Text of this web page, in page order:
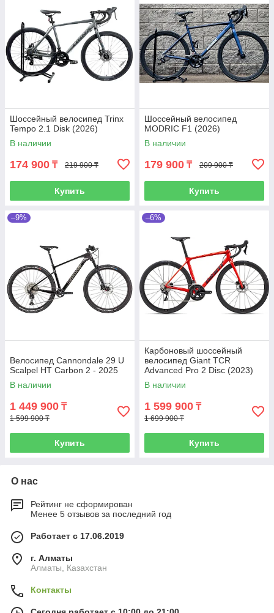
Шоссейный велосипед Trinx
Tempo 2.1 Disk (2026)
В наличии
174 900 ₸ 219 900 ₸
Купить
Шоссейный велосипед
MODRIC F1 (2026)
В наличии
179 900 ₸ 209 900 ₸
Купить
–9%
Велосипед Cannondale 29 U
Scalpel HT Carbon 2 - 2025
В наличии
1 449 900 ₸
1 599 900 ₸
Купить
–6%
Карбоновый шоссейный
велосипед Giant TCR
Advanced Pro 2 Disc (2023)
В наличии
1 599 900 ₸
1 699 900 ₸
Купить
О нас
Рейтинг не сформирован
Менее 5 отзывов за последний год
Работает с 17.06.2019
г. Алматы
Алматы, Казахстан
Контакты